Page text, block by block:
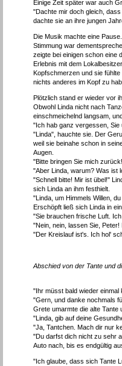
Einige Zeit später war auch
"Dachte mir doch gleich,
dachte sie an ihre jungen
Die Musik machte eine
Stimmung war
zeigte bei einigen schon eine
Erlebnis mit dem
Kopfschmerzen und sie
nichts anderes im Kopf zu
Plötzlich stand er wieder vor
Obwohl Linda nicht nach
einschmeichelnd langsam,
"Ich hab ganz vergessen, Sie
"Linda", hauchte sie. Der
weil sie beinahe schon in
Augen.
"Bitte bringen Sie mich
"Aber Linda, warum? Was ist
"Schnell bitte! Mir ist übel!"
sich Linda an ihm festhielt.
"Linda, um Himmels Willen,
Erschöpft ließ sich Linda in
"Sie brauchen frische Luft.
"Nein, nein, lassen Sie,
"Der Kreislauf ist's. Ich hol'
Abschied von der Tante und
"Ihr müsst bald wieder
"Gern, und danke nochmals
Grete umarmte die alte Tante
"Linda, gib auf deine
"Ja, Tantchen. Mach dir nur
"Du darfst dich nicht zu sehr
Auto nach, bis es endgültig
"Ich glaube, dass sich Tante